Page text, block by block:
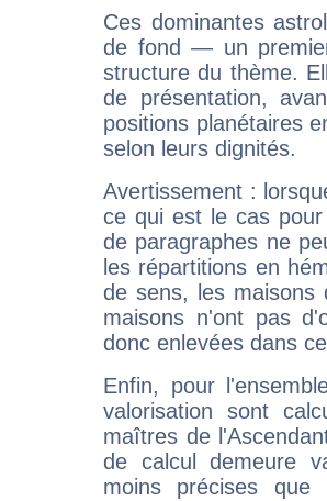
Ces dominantes
de fond — un
structure du thème.
de présentation,
positions planétaires
selon leurs dignités.
Avertissement :
ce qui est le cas
de paragraphes ne
les répartitions en
de sens, les maisons
maisons n'ont pas
donc enlevées dans
Enfin, pour
valorisation sont
maîtres de
de calcul demeure
moins précises que